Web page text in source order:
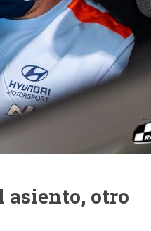
asiento, otro